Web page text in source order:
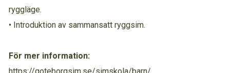
ryggläge.
• Introduktion av sammansatt ryggsim.
För mer information: